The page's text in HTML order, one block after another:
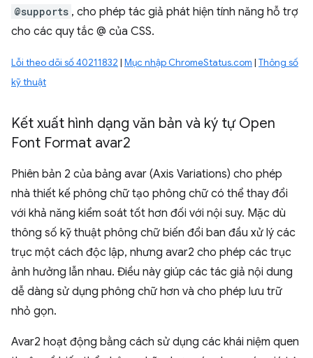
@supports , cho phép tác giả phát hiện tính năng hỗ trợ
cho các quy tắc @ của CSS.
Lỗi theo dõi số 40211832 | Mục nhập ChromeStatus.com | Thông số
kỹ thuật
Kết xuất hình dạng văn bản và ký tự Open
Font Format avar2
Phiên bản 2 của bảng avar (Axis Variations) cho phép
nhà thiết kế phông chữ tạo phông chữ có thể thay đổi
với khả năng kiểm soát tốt hơn đối với nội suy. Mặc dù
thông số kỹ thuật phông chữ biến đổi ban đầu xử lý các
trục một cách độc lập, nhưng avar2 cho phép các trục
ảnh hưởng lẫn nhau. Điều này giúp các tác giả nội dung
dễ dàng sử dụng phông chữ hơn và cho phép lưu trữ
nhỏ gọn.
Avar2 hoạt động bằng cách sử dụng các khái niệm quen